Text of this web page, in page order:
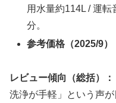
用水量約114L / 運
分。
参考価格（2025/9）
レビュー傾向（総括）：
洗浄が手軽」という声